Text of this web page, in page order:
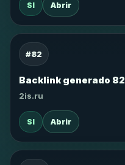
SI Abrir
#82
Backlink generado 82
2is.ru
SI Abrir